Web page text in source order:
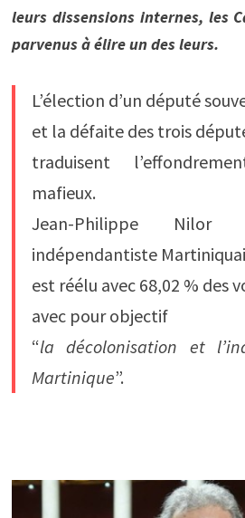
leurs dissensions internes, les
parvenus à élire un des leurs.
L’élection d’un député
et la défaite des trois
traduisent
mafieux.
Jean-Philippe Nilor
indépendantiste
est réélu avec 68,02 % des
avec pour objectif
“la décolonisation et
Martinique”.